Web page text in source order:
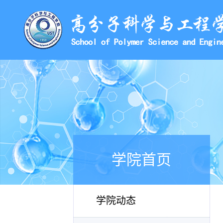
学院首页
学院动态